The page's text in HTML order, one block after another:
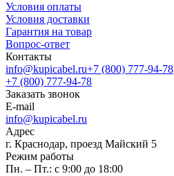
Условия оплаты
Условия доставки
Гарантия на товар
Вопрос-ответ
Контакты
info@kupicabel.ru+7 (800) 777-94-78
+7 (800) 777-94-78
Заказать звонок
E-mail
info@kupicabel.ru
Адрес
г. Краснодар, проезд Майский 5
Режим работы
Пн. – Пт.: с 9:00 до 18:00